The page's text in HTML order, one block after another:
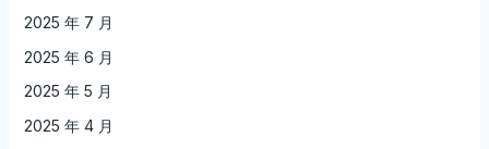
2025 年 7 月
2025 年 6 月
2025 年 5 月
2025 年 4 月